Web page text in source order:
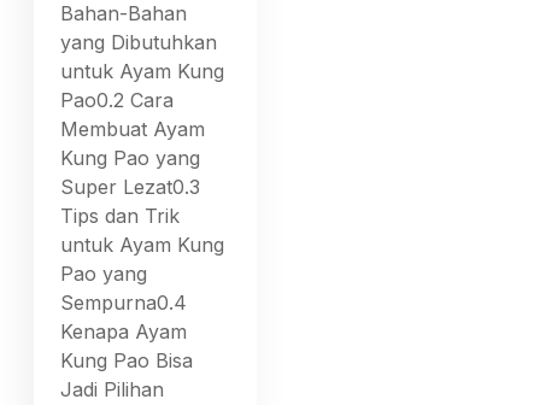
Bahan-Bahan
yang Dibutuhkan
untuk Ayam Kung
Pao0.2 Cara
Membuat Ayam
Kung Pao yang
Super Lezat0.3
Tips dan Trik
untuk Ayam Kung
Pao yang
Sempurna0.4
Kenapa Ayam
Kung Pao Bisa
Jadi Pilihan